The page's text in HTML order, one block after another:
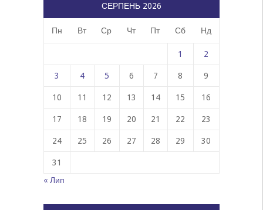
СЕРПЕНЬ 2026
Пн Вт Ср Чт Пт Сб Нд
1 2
3 4 5 6 7 8 9
10 11 12 13 14 15 16
17 18 19 20 21 22 23
24 25 26 27 28 29 30
31
« Лип